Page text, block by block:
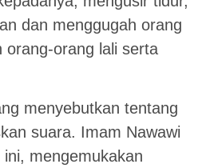
dan menggugah orang
orang-orang lali serta
menyebutkan tentang
suara. Imam Nawawi
mengemukakan